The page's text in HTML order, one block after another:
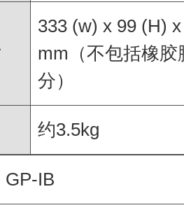
333 (w) x 99 (H)
mm（不包括橡
分）
约3.5kg
GP-IB